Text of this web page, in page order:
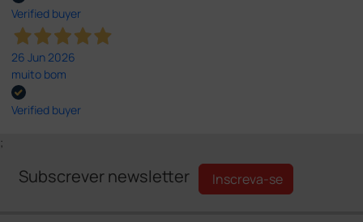
Verified buyer
26 Jun 2026
muito bom
Verified buyer
;
Subscrever newsletter Inscreva-se